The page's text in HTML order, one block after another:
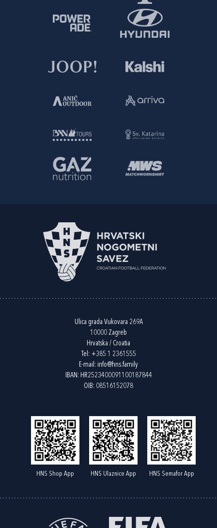
Ulica grada Vukovara 269A
10000 Zagreb
Hrvatska / Croatia
Tel: +385 1 2361555
E-mail: info@hns.family
IBAN: HR2523400091100187844
OIB: 08516152078
HNS Shop App HNS Ulaznice App HNS Semafor App